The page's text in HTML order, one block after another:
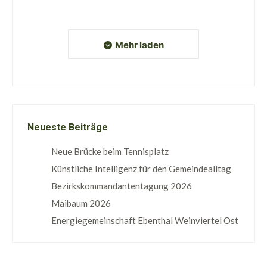
Mehr laden
Neueste Beiträge
Neue Brücke beim Tennisplatz
Künstliche Intelligenz für den Gemeindealltag
Bezirkskommandantentagung 2026
Maibaum 2026
Energiegemeinschaft Ebenthal Weinviertel Ost